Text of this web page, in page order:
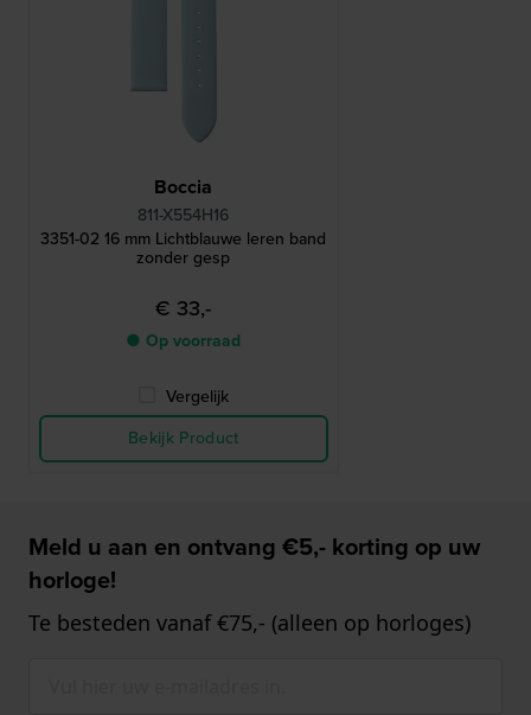
Boccia
811-X554H16
3351-02 16 mm Lichtblauwe leren band
zonder gesp
€ 33,-
● Op voorraad
Vergelijk
Bekijk Product
Meld u aan en ontvang €5,- korting op uw
horloge!
Te besteden vanaf €75,- (alleen op horloges)